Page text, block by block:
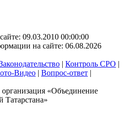
09.03.2010 00:00:00
на сайте: 06.08.2026
| Контроль СРО |
Видео | Вопрос-ответ |
«Объединение
Татарстана»